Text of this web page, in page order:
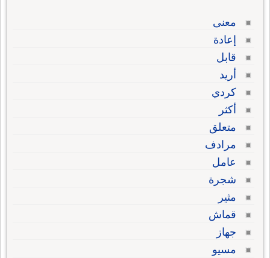
معنى
إعادة
قابل
أريد
كردي
أكثر
متعلق
مرادف
عامل
شجرة
مثير
قماش
جهاز
مسيو